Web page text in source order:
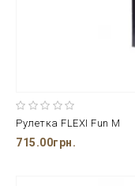
Рулетка FLEXI Fun М
715.00грн.